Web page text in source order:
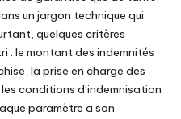
un jargon technique qui
quelques critères
: le montant des indemnités
la prise en charge des
conditions d’indemnisation
paramètre a son